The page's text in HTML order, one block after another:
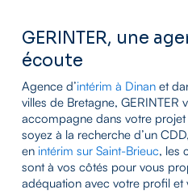
GERINTER, une
écoute
Agence d’intérim à Dinanet
villes de Bretagne, GERINTER
accompagne dans votre
soyez à la recherche d’un
en intérim sur Saint-Brieuc, les
sont à vos côtés pour vous
adéquation avec votre profil et